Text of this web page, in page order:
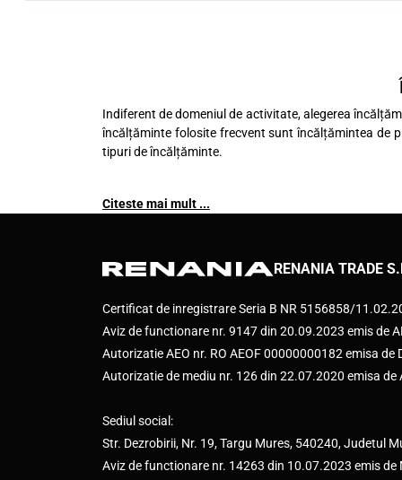
Indiferent de domeniul de activitate, alegerea
încălțăminte folosite frecvent sunt încălțămintea de
tipuri de încălțăminte.
Citeste mai mult ...
RENANIA TRADE
Certificat de inregistrare Seria B NR 5156858/
Aviz de functionare nr. 9147 din 20.09.2023 emis de
Autorizatie AEO nr. RO AEOF 00000000182 emisa de
Autorizatie de mediu nr. 126 din 22.07.2020 emisa de
Sediul social:
Str. Dezrobirii, Nr. 19, Targu Mures, 540240, Judetul
Aviz de functionare nr. 14263 din 10.07.2023 emis de